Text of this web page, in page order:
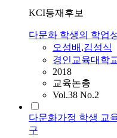
KCI등재후보
다문화 학생의 학업
오성배 ,김성식
경인교육대학
2018
교육논총
Vol.38 No.2
다문화가정 학생 교
구